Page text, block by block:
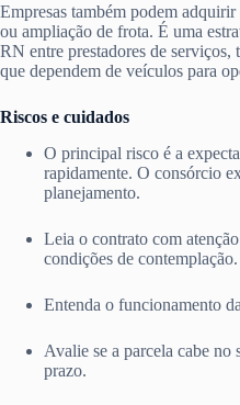
Empresas também podem
ou ampliação de frota. É uma
RN entre prestadores de serviços,
que dependem de veículos para
Riscos e cuidados
O principal risco é a
rapidamente. O consórcio
planejamento.
Leia o contrato com
condições de contemplação.
Entenda o funcionamento
Avalie se a parcela cabe no
prazo.